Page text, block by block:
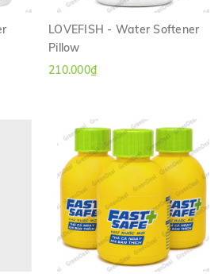
LOVEFISH - Water Softener
Pillow
210.000₫